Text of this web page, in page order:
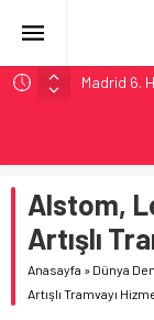
Madrid 6.
Laing
İtalya’dan
Tasarrufu
Webuild
İndi
Long
Alstom,
Artışlı
Anasayfa » Dünya
Artışlı Tramvayı